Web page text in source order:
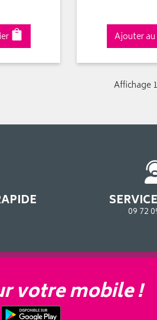
Ajouter
Affichage
09 72
votre mobile !